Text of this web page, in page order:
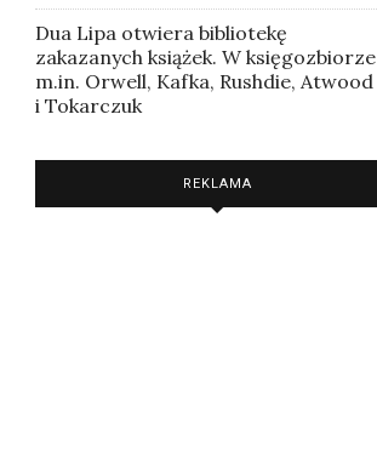
Dua Lipa otwiera bibliotekę
zakazanych książek. W księgozbiorze
m.in. Orwell, Kafka, Rushdie, Atwood
i Tokarczuk
REKLAMA